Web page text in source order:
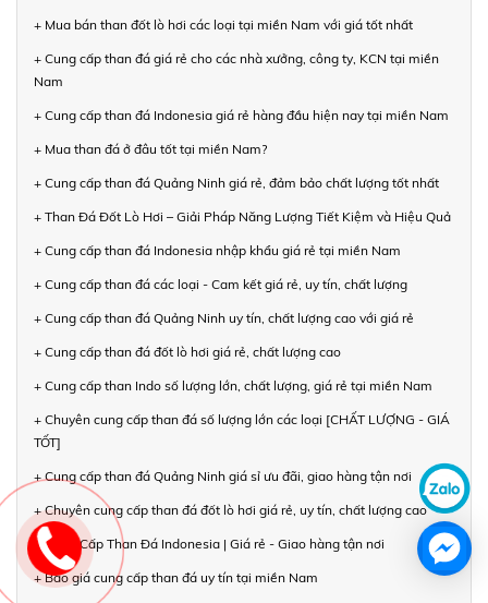
+ Mua bán than đốt lò hơi các loại tại miền Nam với giá tốt nhất
+ Cung cấp than đá giá rẻ cho các nhà xưởng, công ty, KCN tại miền
Nam
+ Cung cấp than đá Indonesia giá rẻ hàng đầu hiện nay tại miền Nam
+ Mua than đá ở đâu tốt tại miền Nam?
+ Cung cấp than đá Quảng Ninh giá rẻ, đảm bảo chất lượng tốt nhất
+ Than Đá Đốt Lò Hơi – Giải Pháp Năng Lượng Tiết Kiệm và Hiệu Quả
+ Cung cấp than đá Indonesia nhập khẩu giá rẻ tại miền Nam
+ Cung cấp than đá các loại - Cam kết giá rẻ, uy tín, chất lượng
+ Cung cấp than đá Quảng Ninh uy tín, chất lượng cao với giá rẻ
+ Cung cấp than đá đốt lò hơi giá rẻ, chất lượng cao
+ Cung cấp than Indo số lượng lớn, chất lượng, giá rẻ tại miền Nam
+ Chuyên cung cấp than đá số lượng lớn các loại [CHẤT LƯỢNG - GIÁ
TỐT]
+ Cung cấp than đá Quảng Ninh giá sỉ ưu đãi, giao hàng tận nơi
+ Chuyên cung cấp than đá đốt lò hơi giá rẻ, uy tín, chất lượng cao
+ Cung Cấp Than Đá Indonesia | Giá rẻ - Giao hàng tận nơi
+ Báo giá cung cấp than đá uy tín tại miền Nam